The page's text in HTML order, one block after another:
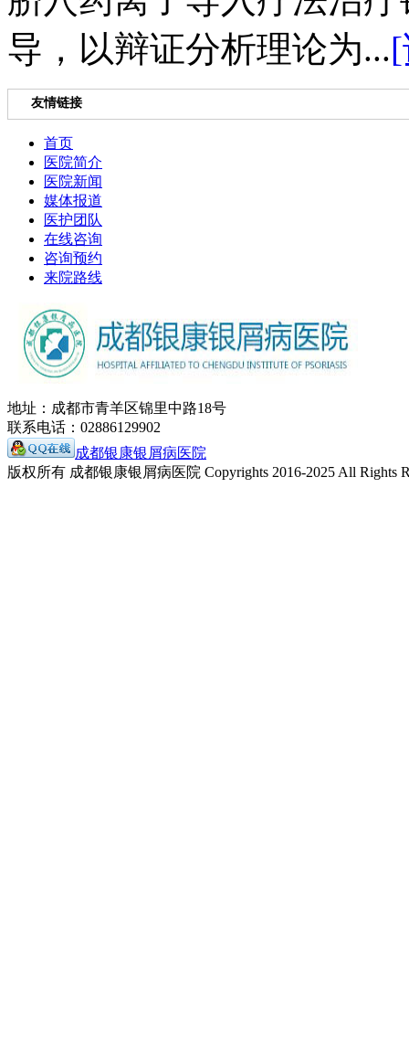
导，以辩证分析理论为...
友情链接
首页
医院简介
医院新闻
媒体报道
医护团队
在线咨询
咨询预约
来院路线
地址：成都市青羊区锦里中路18号
联系电话：02886129902
成都银康银屑病医院
版权所有 成都银康银屑病医院 Copyrights 2016-2025 All Rights